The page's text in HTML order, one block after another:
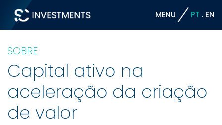
MENU PT EN
SOBRE
Capital ativo na
aceleração da criação
de valor